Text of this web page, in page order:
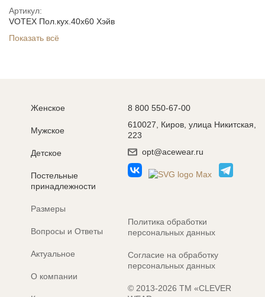
Артикул:
VOTEX Пол.кух.40х60 Хэйв
Показать всё
Женское
Мужское
Детское
Постельные
принадлежности
Размеры
Вопросы и Ответы
Актуальное
О компании
8 800 550-67-00
610027, Киров, улица Никитская,
223
opt@acewear.ru
Политика обработки
персональных данных
Согласие на обработку
персональных данных
© 2013-2026 ТМ «CLEVER